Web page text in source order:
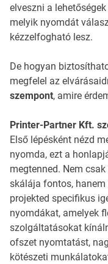
elveszni a
melyik nyomdát
kézzelfogható lesz.
De hogyan
megfelel az
szempont, amire
Printer-Partner Kft.
Első lépésként nézd
nyomda, ezt a
megtenned. Nem
skálája fontos, hanem
projekted specifikus
nyomdákat, amelyek
szolgáltatásokat
ofszet nyomtatást,
kötészeti